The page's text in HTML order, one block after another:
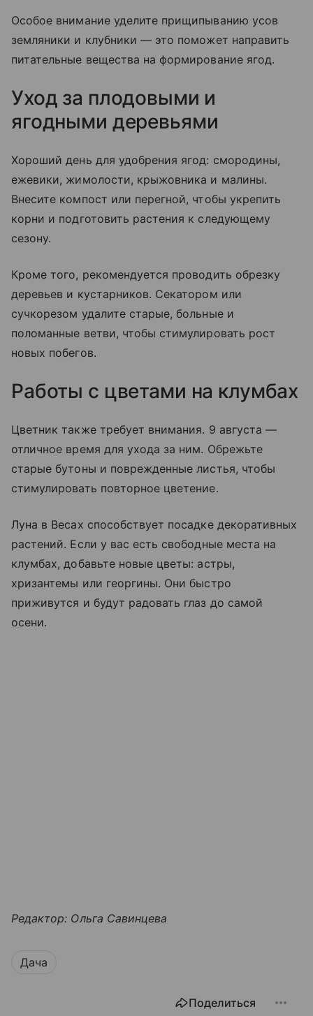
Особое внимание уделите прищипыванию усов
земляники и клубники — это поможет направить
питательные вещества на формирование ягод.
Уход за плодовыми и
ягодными деревьями
Хороший день для удобрения ягод: смородины,
ежевики, жимолости, крыжовника и малины.
Внесите компост или перегной, чтобы укрепить
корни и подготовить растения к следующему
сезону.
Кроме того, рекомендуется проводить обрезку
деревьев и кустарников. Секатором или
сучкорезом удалите старые, больные и
поломанные ветви, чтобы стимулировать рост
новых побегов.
Работы с цветами на клумбах
Цветник также требует внимания. 9 августа —
отличное время для ухода за ним. Обрежьте
старые бутоны и поврежденные листья, чтобы
стимулировать повторное цветение.
Луна в Весах способствует посадке декоративных
растений. Если у вас есть свободные места на
клумбах, добавьте новые цветы: астры,
хризантемы или георгины. Они быстро
приживутся и будут радовать глаз до самой
осени.
Редактор: Ольга Савинцева
Дача
Поделиться